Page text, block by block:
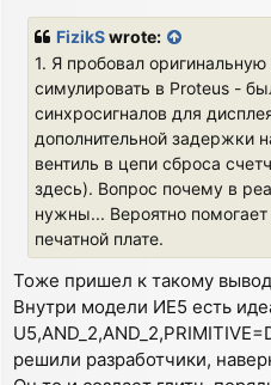
FizikSwrote:
1. Я пробовал
симулировать в Proteus -
синхросигналов для
дополнительной задержки
вентиль в цепи сброса
здесь). Вопрос почему в
нужны... Вероятно
печатной плате.
Тоже пришел к такому
Внутри модели ИЕ5 есть
решили разработчики,